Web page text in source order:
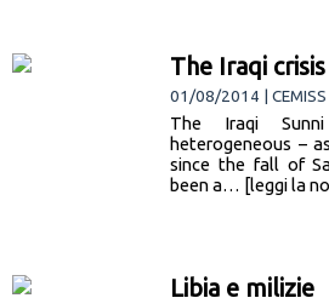
The Iraqi crisis
01/08/2014 | CEMISS
The Iraqi
heterogeneous –
since the fall of
been a… [leggi la
Libia e milizie